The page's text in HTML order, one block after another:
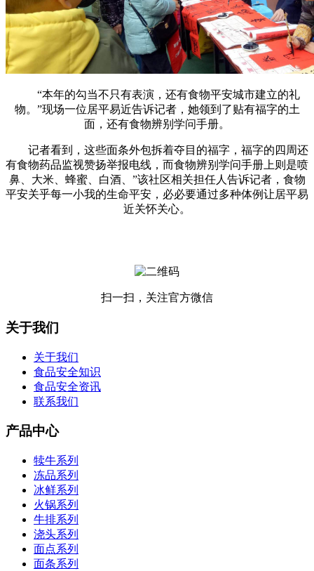
“本年的勾当不只有表演，还有食物平安城市建立的礼
物。”现场一位居平易近告诉记者，她领到了贴有福字的土
面，还有食物辨别学问手册。
记者看到，这些面条外包拆着夺目的福字，福字的四周还
有食物药品监视赞扬举报电线，而食物辨别学问手册上则是喷
鼻、大米、蜂蜜、白酒、”该社区相关担任人告诉记者，食物
平安关乎每一小我的生命平安，必必要通过多种体例让居平易
近关怀关心。
扫一扫，关注官方微信
关于我们
关于我们
食品安全知识
食品安全资讯
联系我们
产品中心
犊牛系列
冻品系列
冰鲜系列
火锅系列
牛排系列
浇头系列
面点系列
面条系列